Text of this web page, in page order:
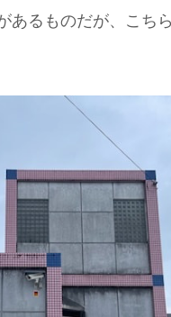
あるものだが、こち